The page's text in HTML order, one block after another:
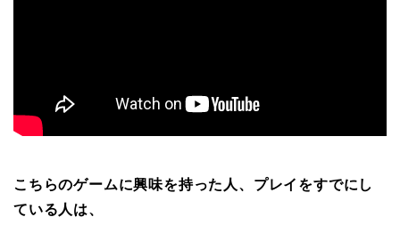
こちらのゲームに興味を持った人、プレイをすでにし
ている人は、